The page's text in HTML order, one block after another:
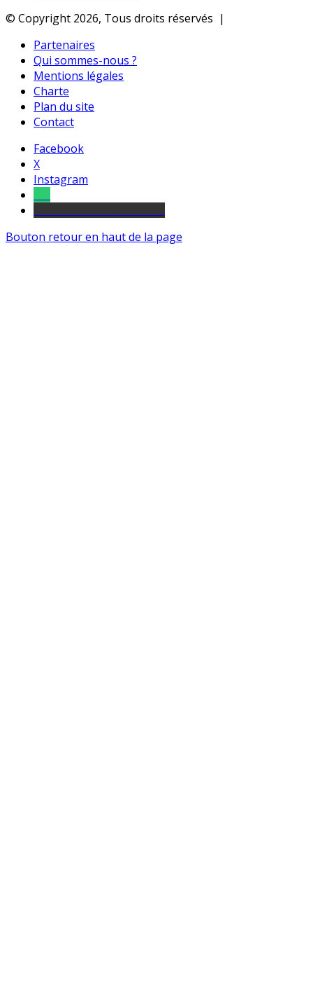
© Copyright 2026, Tous droits réservés |
Partenaires
Qui sommes-nous ?
Mentions légales
Charte
Plan du site
Contact
Facebook
X
Instagram
Bouton retour en haut de la page